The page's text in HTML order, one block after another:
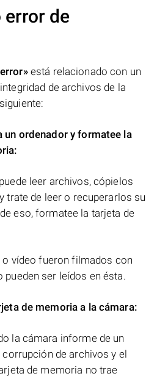
error de
está relacionado con un
de archivos de la
un ordenador y formatee la
leer archivos, cópielos
trate de leer o recuperarlos su
eso, formatee la tarjeta de
vídeo fueron filmados con
pueden ser leídos en ésta.
de memoria a la cámara:
la cámara informe de un
de archivos y el
de memoria no trae